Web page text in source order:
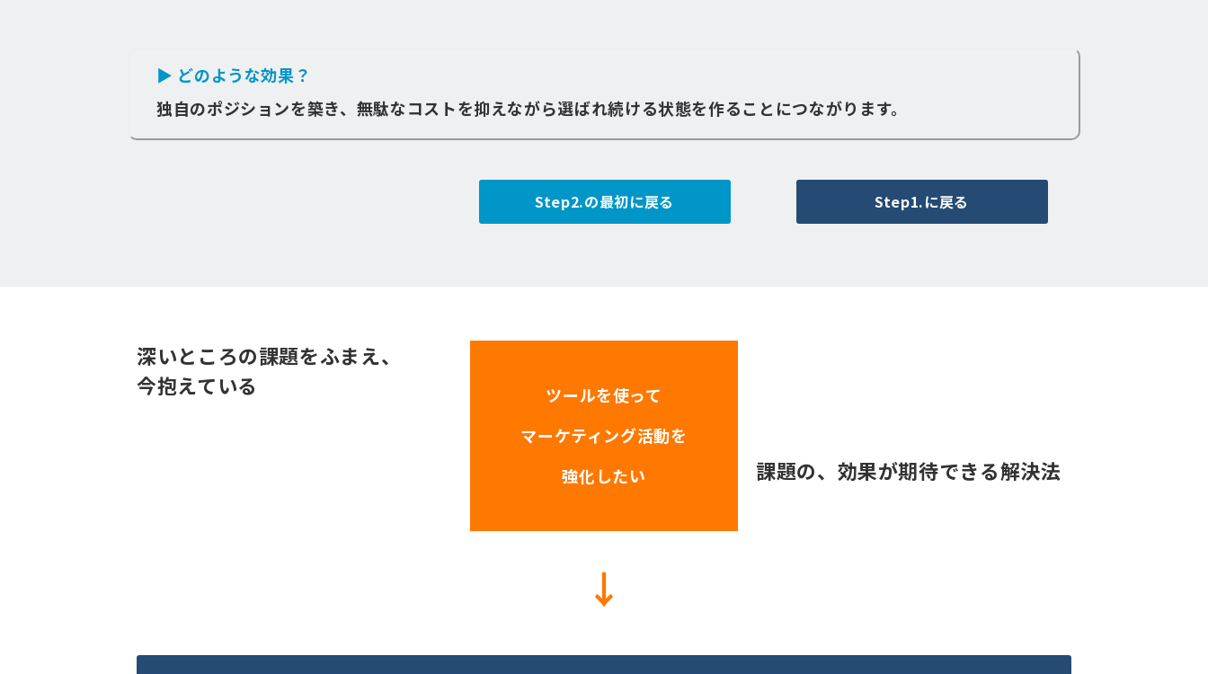
▶ どのような効果？
独自のポジションを築き、無駄なコストを抑えながら選ばれ続ける状態を作ることにつながります。
Step2.の最初に戻る Step1.に戻る
深いところの課題をふまえ、
今抱えている
ツールを使って
マーケティング活動を
強化したい
課題の、効果が期待できる解決法
↓